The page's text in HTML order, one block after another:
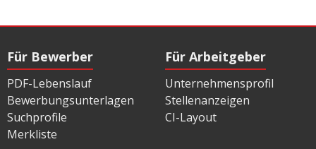
Für Bewerber
PDF-Lebenslauf
Bewerbungsunterlagen
Suchprofile
Merkliste
Für Arbeitgeber
Unternehmensprofil
Stellenanzeigen
CI-Layout